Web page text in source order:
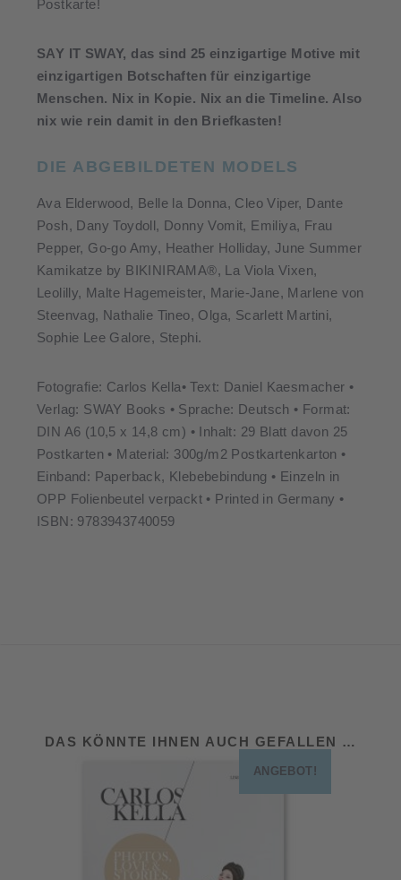
Postkarte!
SAY IT SWAY, das sind 25 einzigartige Motive mit
einzigartigen Botschaften für einzigartige
Menschen. Nix in Kopie. Nix an die Timeline. Also
nix wie rein damit in den Briefkasten!
DIE ABGEBILDETEN MODELS
Ava Elderwood, Belle la Donna, Cleo Viper, Dante
Posh, Dany Toydoll, Donny Vomit, Emiliya, Frau
Pepper, Go-go Amy, Heather Holliday, June Summer
Kamikatze by BIKINIRAMA®, La Viola Vixen,
Leolilly, Malte Hagemeister, Marie-Jane, Marlene von
Steenvag, Nathalie Tineo, Olga, Scarlett Martini,
Sophie Lee Galore, Stephi.
Fotografie: Carlos Kella• Text: Daniel Kaesmacher •
Verlag: SWAY Books • Sprache: Deutsch • Format:
DIN A6 (10,5 x 14,8 cm) • Inhalt: 29 Blatt davon 25
Postkarten • Material: 300g/m2 Postkartenkarton •
Einband: Paperback, Klebebebindung • Einzeln in
OPP Folienbeutel verpackt • Printed in Germany •
ISBN: 9783943740059
DAS KÖNNTE IHNEN AUCH GEFALLEN …
ANGEBOT!